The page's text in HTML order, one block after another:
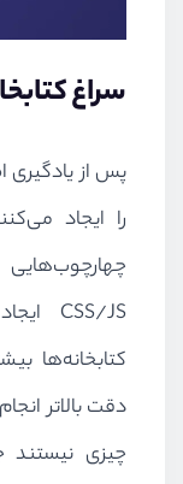
سراغ
پس از یادگیری
را ایجاد
CSS/JS
کتابخانه‌ها
دقت بالاتر
چیزی